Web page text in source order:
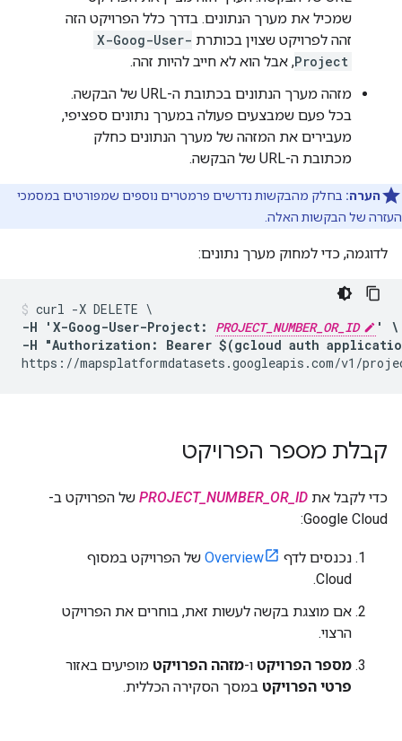
שמכיל את מערך הנתונים. בדרך כלל הפרויקט הזה
זהה לפרויקט שצוין בכותרת X-Goog-User-
Project, אבל הוא לא חייב להיות זהה.
מזהה מערך הנתונים בכתובת ה-URL של הבקשה.
בכל פעם שמבצעים פעולה במערך נתונים ספציפי,
מעבירים את המזהה של מערך הנתונים כחלק
מכתובת ה-URL של הבקשה.
הערה: בחלק מהבקשות נדרשים פרמטרים נוספים שמפורטים במסמכי
העזרה של הבקשות האלה.
לדוגמה, כדי למחוק מערך נתונים:
-H 'X-Goog-User-Project: PROJECT_NUMBER_OR_ID
' \
-H "Authorization: Bearer $(gcloud auth
https://mapsplatformdatasets.googleapis.com/v1/
קבלת מספר הפרויקט
כדי לקבל את PROJECT_NUMBER_OR_ID של הפרויקט ב-
Google Cloud:
נכנסים לדף Overview של הפרויקט במסוף
Cloud.
אם מוצגת בקשה לעשות זאת, בוחרים את הפרויקט
הרצוי.
מספר הפרויקט ו-מזהה הפרויקט מופיעים באזור
פרטי הפרויקט במסך הסקירה הכללית.